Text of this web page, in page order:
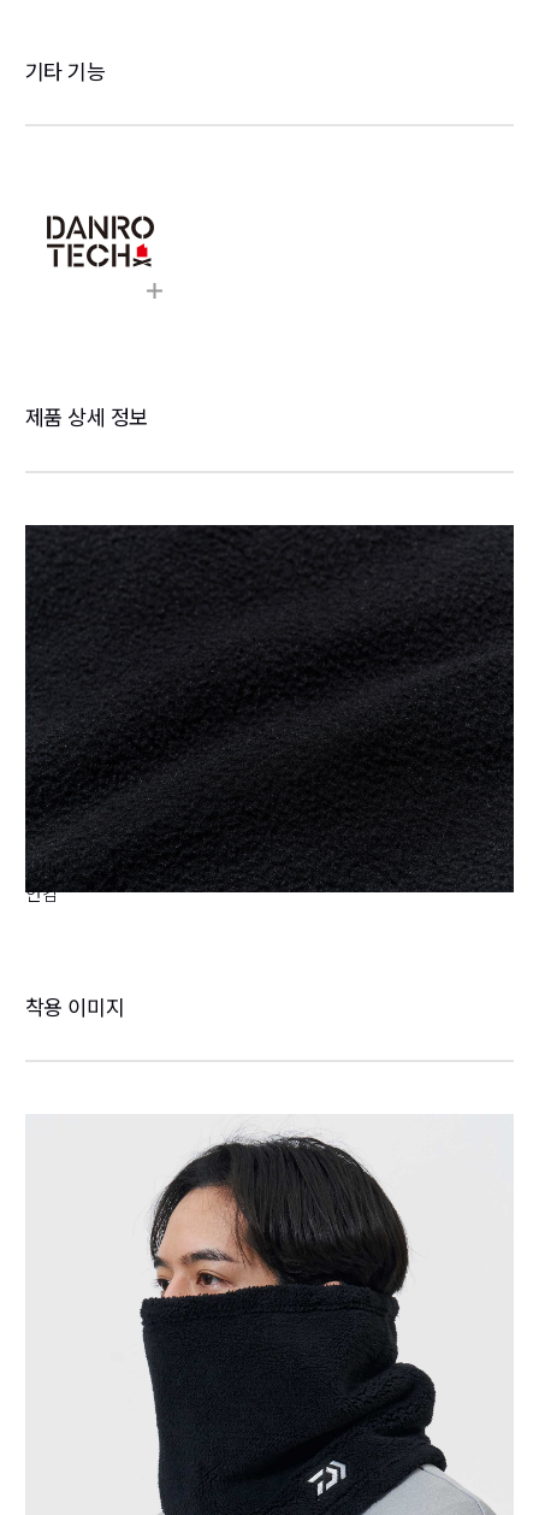
기타 기능
제품 상세 정보
안감
착용 이미지